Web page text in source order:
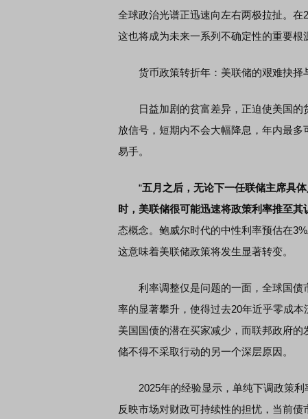
全球政治光谱正迅速向左右两极拉扯。
这也将成为未来一系列不确定性的重要根
货币政策转折年：美联储的艰难抉择
日益加剧的贫富差异，正迫使美国的
放信号，短期内不会大幅降息，年内最
易手。
“五月之后，无论下一任联储主席具
时，美联储很可能迅速将政策利率推至其
态概念。鲍威尔时代的中性利率预估在
这意味着美联储政策将发生显著转变。
利率调整仅是问题的一面，全球国债
率的显著攀升，使得过去20年近乎零成
美国国债的潜在买家减少，而联邦政府的
储不得不采取行动的另一个深层原因。
2025年的经验显示，单纯下调政策利
反映市场对财政可持续性的担忧，当前债